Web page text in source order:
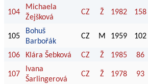
104
Michaela
Žejšková
CZ Ž 1982 158
105
Bohuš
Barbořák
CZ M 1959 102
106 Klára Šebková CZ Ž 1985 86
107
Ivana
Šarlingerová
CZ Ž 1978 93